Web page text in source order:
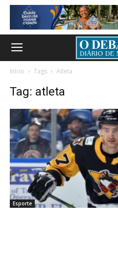
Início Tags Atleta
Tag: atleta
Esporte